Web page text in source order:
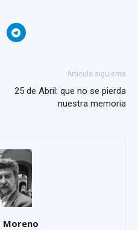
Artículo siguiente
25 de Abril: que no se pierda
nuestra memoria
Moreno